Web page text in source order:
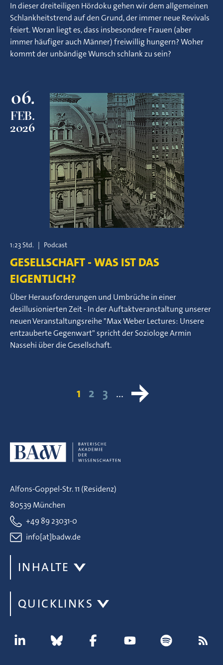
In dieser dreiteiligen Hördoku gehen wir dem allgemeinen
Schlankheitstrend auf den Grund, der immer neue Revivals
feiert. Woran liegt es, dass insbesondere Frauen (aber
immer häufiger auch Männer) freiwillig hungern? Woher
kommt der unbändige Wunsch schlank zu sein?
06.
FEB.
2026
1:23 Std. | Podcast
GESELLSCHAFT - WAS IST DAS
EIGENTLICH?
Über Herausforderungen und Umbrüche in einer
desillusionierten Zeit - In der Auftaktveranstaltung unserer
neuen Veranstaltungsreihe "Max Weber Lectures: Unsere
entzauberte Gegenwart" spricht der Soziologe Armin
Nassehi über die Gesellschaft.
1 2 3 …
Alfons-Goppel-Str. 11 (Residenz)
80539 München
+49 89 23031-0
info[at]badw.de
INHALTE
QUICKLINKS